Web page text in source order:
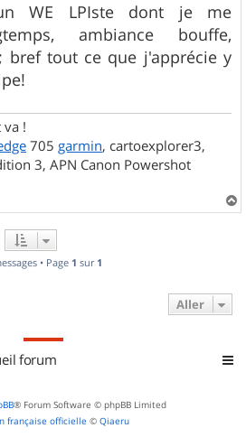
WE LPIste dont je me
ambiance bouffe,
bref tout ce que j'apprécie y
!
705 garmin, cartoexplorer3,
3, APN Canon Powershot
a
• Page 1 sur 1
Aller
forum
® Forum Software © phpBB Limited
française officielle © Qiaeru